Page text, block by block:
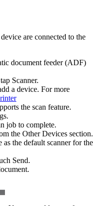
are connected to the
document feeder (ADF)
Scanner.
a device. For more
the scan feature.
job to complete.
the Other Devices section.
as the default scanner for the
Send.